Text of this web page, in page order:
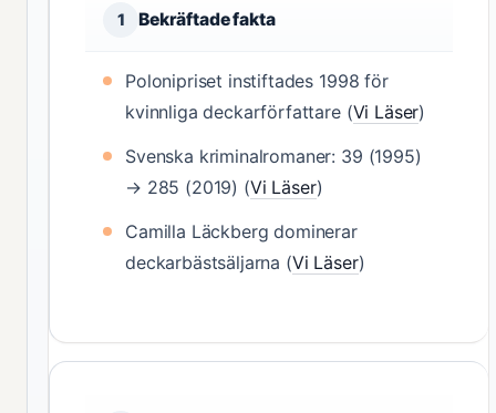
1 Bekräftade fakta
Polonipriset instiftades 1998 för
kvinnliga deckarförfattare (Vi Läser)
Svenska kriminalromaner: 39 (1995)
→ 285 (2019) (Vi Läser)
Camilla Läckberg dominerar
deckarbästsäljarna (Vi Läser)